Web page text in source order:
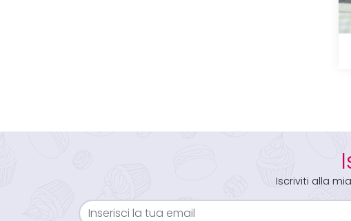
Iscriviti alla